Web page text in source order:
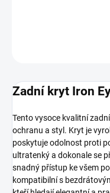
Zadní kryt Iron
Tento vysoce kvalitní
ochranu a styl. Kryt je
poskytuje odolnost proti
ultratenký a dokonale se
snadný přístup ke všem
kompatibilní s